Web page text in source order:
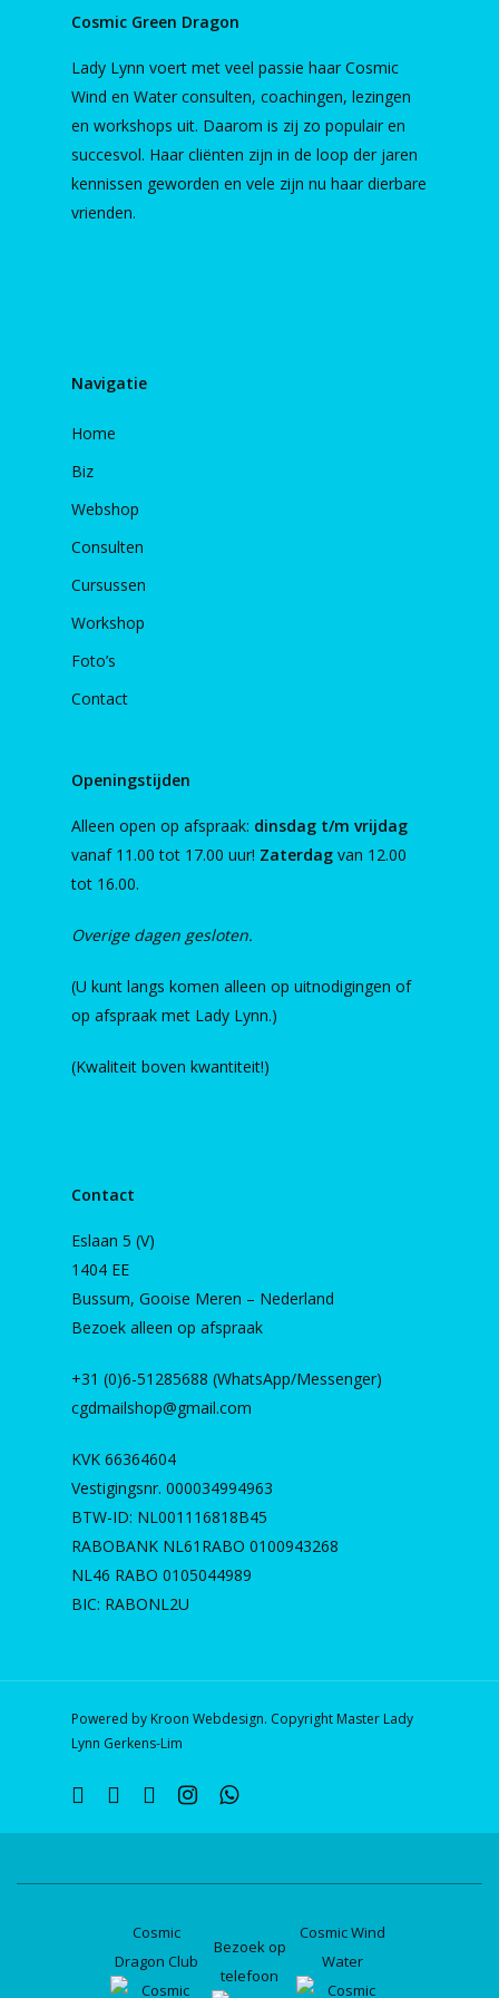
Cosmic Green Dragon
Lady Lynn voert met veel passie haar Cosmic
Wind en Water consulten, coachingen, lezingen
en workshops uit. Daarom is zij zo populair en
succesvol. Haar cliënten zijn in de loop der jaren
kennissen geworden en vele zijn nu haar dierbare
vrienden.
Navigatie
Home
Biz
Webshop
Consulten
Cursussen
Workshop
Foto’s
Contact
Openingstijden
Alleen open op afspraak: dinsdag t/m vrijdag
vanaf 11.00 tot 17.00 uur! Zaterdag van 12.00
tot 16.00.
Overige dagen gesloten.
(U kunt langs komen alleen op uitnodigingen of
op afspraak met Lady Lynn.)
(Kwaliteit boven kwantiteit!)
Contact
Eslaan 5 (V)
1404 EE
Bussum, Gooise Meren – Nederland
Bezoek alleen op afspraak
+31 (0)6-51285688 (WhatsApp/Messenger)
cgdmailshop@gmail.com
KVK 66364604
Vestigingsnr. 000034994963
BTW-ID: NL001116818B45
RABOBANK NL61RABO 0100943268
NL46 RABO 0105044989
BIC: RABONL2U
Powered by Kroon Webdesign. Copyright Master Lady
Lynn Gerkens-Lim
twitter facebooklinkedininstagramwhatsapp
Cosmic
Dragon Club
Bezoek op
telefoon
Cosmic Wind
Water